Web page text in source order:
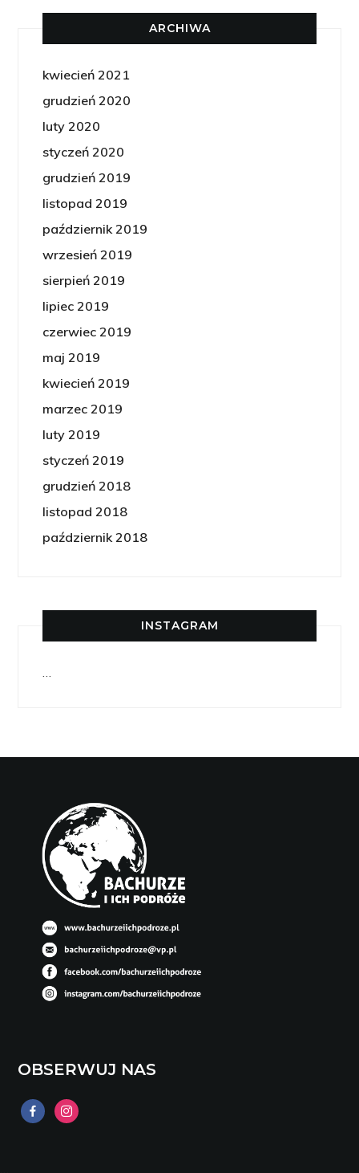
ARCHIWA
kwiecień 2021
grudzień 2020
luty 2020
styczeń 2020
grudzień 2019
listopad 2019
październik 2019
wrzesień 2019
sierpień 2019
lipiec 2019
czerwiec 2019
maj 2019
kwiecień 2019
marzec 2019
luty 2019
styczeń 2019
grudzień 2018
listopad 2018
październik 2018
INSTAGRAM
…
OBSERWUJ NAS
facebookinstagram